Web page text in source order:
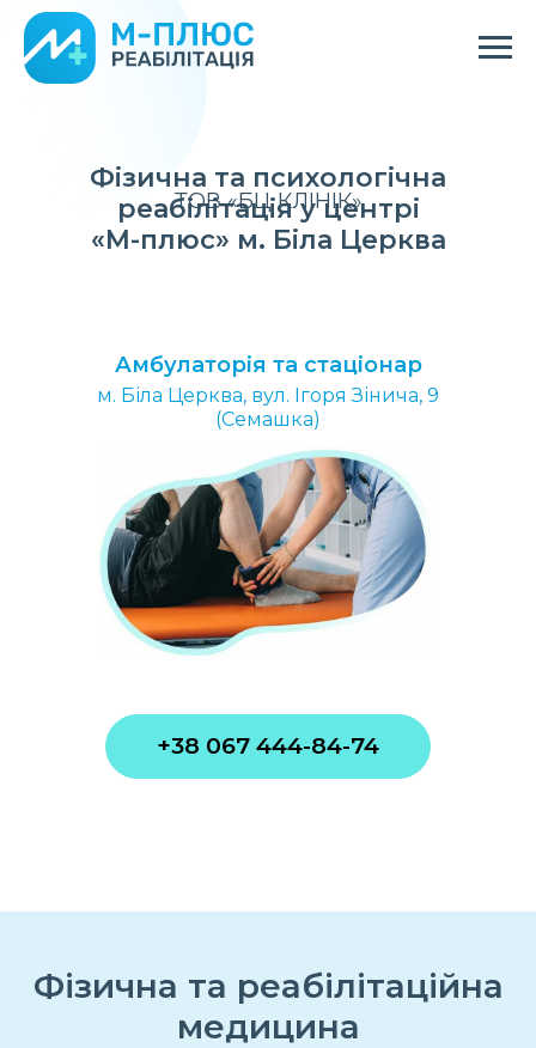
м. Біла Церква, вул. Ігоря Зінича, 9
(Семашка)
Фізична та психологічна
реабілітація у центрі
«М-плюс» м. Біла Церква
+38 067 444-84-74
ТОВ «БЦ КЛІНІК»
Амбулаторія та стаціонар
Фізична та реабілітаційна
медицина